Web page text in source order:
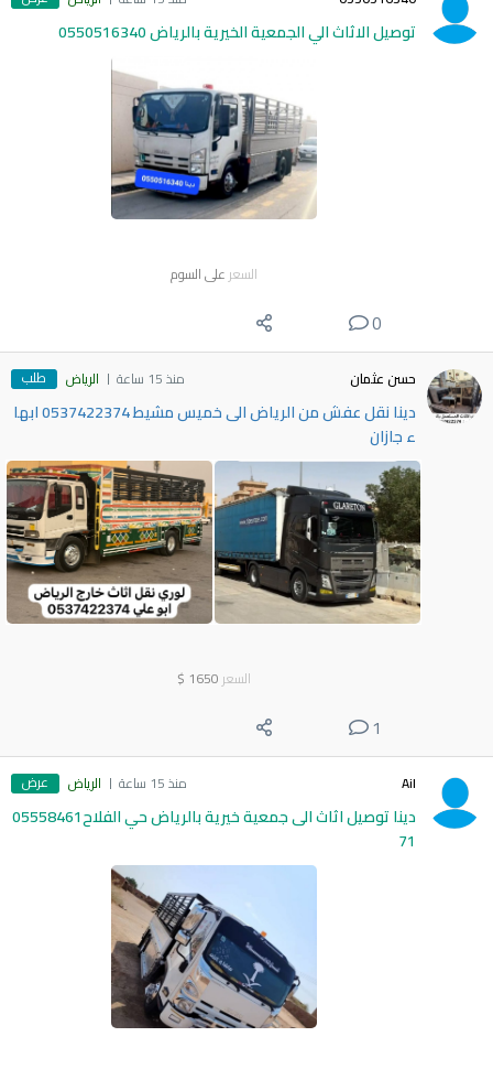
توصيل الاثاث الي الجمعية الخيرية بالرياض 0550516340
السعر على السوم
0
حسن عثمان منذ 15 ساعة الرياض طلب
دينا نقل عفش من الرياض الى خميس مشيط 0537422374 ابها
ء جازان
السعر 1650
$
1
Ail منذ 15 ساعة الرياض عرض
دينا توصيل اثاث الى جمعية خيرية بالرياض حي الفلاح05558461
71